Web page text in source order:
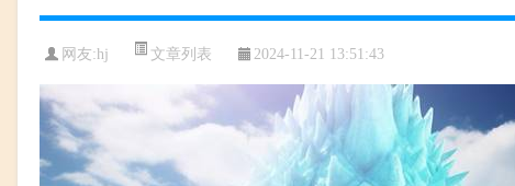
网友:hj 文章列表 2024-11-21 13:51:43